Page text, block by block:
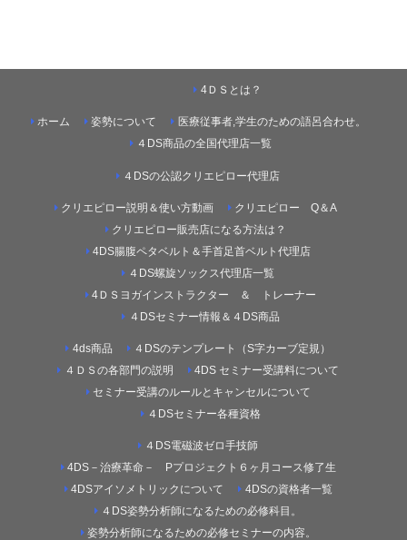
ホーム
4ＤＳとは？
姿勢について
医療従事者,学生のための語呂合わせ。
４DS商品の全国代理店一覧
４DSの公認クリエピロー代理店
クリエピロー説明＆使い方動画
クリエピロー Q＆A
クリエピロー販売店になる方法は？
4DS腸腹ペタベルト＆手首足首ベルト代理店
４DS螺旋ソックス代理店一覧
4ＤＳヨガインストラクター ＆ トレーナー
４DSセミナー情報＆４DS商品
4ds商品
４DSのテンプレート（S字カーブ定規）
４ＤＳの各部門の説明
4DS セミナー受講料について
セミナー受講のルールとキャンセルについて
４DSセミナー各種資格
４DS電磁波ゼロ手技師
4DS－治療革命－ Pプロジェクト６ヶ月コース修了生
4DSアイソメトリックについて
4DSの資格者一覧
４DS姿勢分析師になるための必修科目。
姿勢分析師になるための必修セミナーの内容。